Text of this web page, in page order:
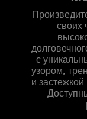
своих
с
узором,
и